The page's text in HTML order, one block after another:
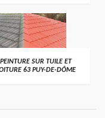
PEINTURE SUR TUILE ET
63 PUY-DE-DÔME